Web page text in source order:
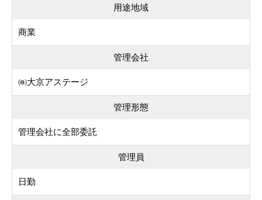
用途地域
商業
管理会社
㈱大京アステージ
管理形態
管理会社に全部委託
管理員
日勤